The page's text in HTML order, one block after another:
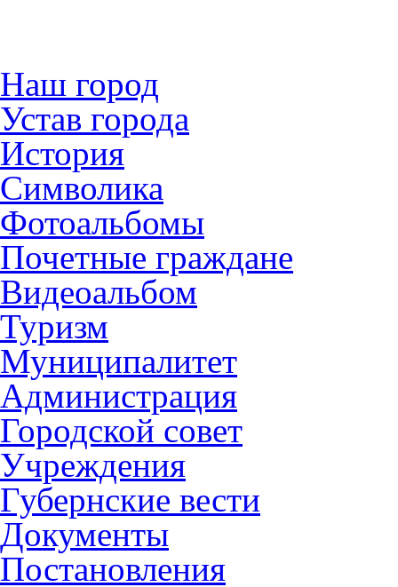
Наш город
Устав города
История
Символика
Фотоальбомы
Почетные граждане
Видеоальбом
Туризм
Муниципалитет
Администрация
Городской совет
Учреждения
Губернские вести
Документы
Постановления